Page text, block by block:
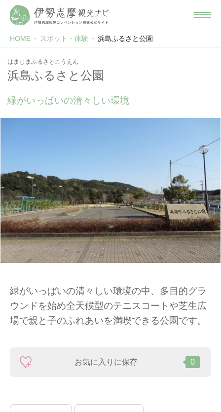
HOME スポット・体験 浜島ふるさと公園
はまじまふるさとこうえん
浜島ふるさと公園
緑がいっぱいの清々しい環境
緑がいっぱいの清々しい環境の中、多目的グラ
ウンドを始め全天候型のテニスコートや芝生広
場で親と子のふれあいを満喫できる公園です。
お気に入りに保存 0